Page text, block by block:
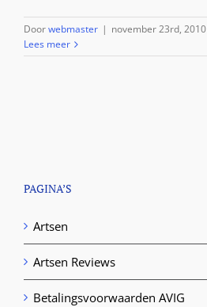
Doorwebmaster | november 23rd, 2010
Lees meer
PAGINA’S
Artsen
Artsen Reviews
Betalingsvoorwaarden AVIG